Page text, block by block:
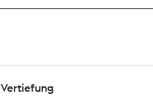
Vertiefung